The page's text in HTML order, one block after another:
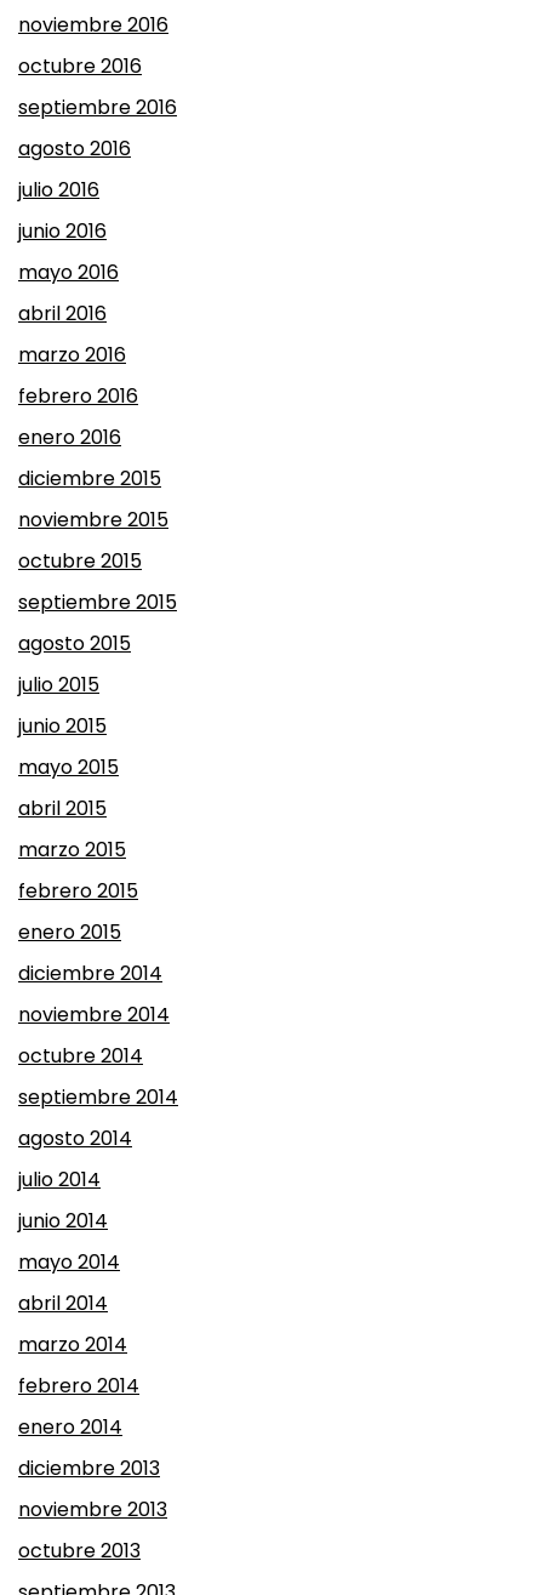
noviembre 2016
octubre 2016
septiembre 2016
agosto 2016
julio 2016
junio 2016
mayo 2016
abril 2016
marzo 2016
febrero 2016
enero 2016
diciembre 2015
noviembre 2015
octubre 2015
septiembre 2015
agosto 2015
julio 2015
junio 2015
mayo 2015
abril 2015
marzo 2015
febrero 2015
enero 2015
diciembre 2014
noviembre 2014
octubre 2014
septiembre 2014
agosto 2014
julio 2014
junio 2014
mayo 2014
abril 2014
marzo 2014
febrero 2014
enero 2014
diciembre 2013
noviembre 2013
octubre 2013